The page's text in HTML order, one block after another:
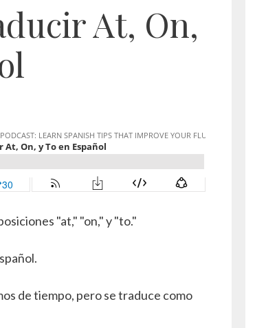
At, On,
"at," "on," y "to."
de tiempo, pero se traduce como